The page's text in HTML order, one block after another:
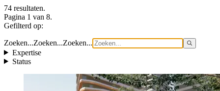
74 resultaten.
Pagina 1 van 8.
Gefilterd op:
Zoeken...Zoeken...Zoeken...
Expertise
Status